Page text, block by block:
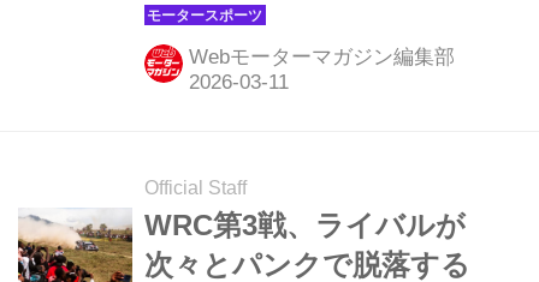
イロビ近郊で行われる。雪のスウェー
デンから自然豊かなケニアの草原へ、
ラリーは前戦とはまったく異なる条件
Webモーターマガジン編集部
Official Staff
WRC第3戦、ライバルが
次々とパンクで脱落する